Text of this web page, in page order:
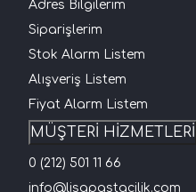
Adres Bilgilerim
Siparişlerim
Stok Alarm Listem
Alışveriş Listem
Fiyat Alarm Listem
MÜŞTERİ HİZMETLERİ
0 (212) 501 11 66
info@lisapastacilik.com